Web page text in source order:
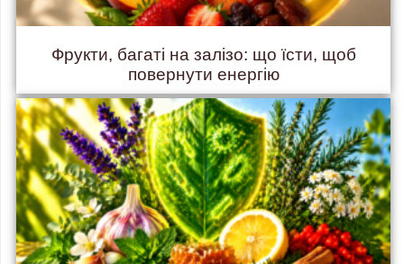
Фрукти, багаті на залізо: що їсти, щоб
повернути енергію